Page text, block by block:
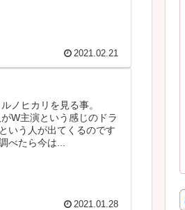
2021.02.21
ノヒカリを見る事。
W主演という感じのドラ
いう人が出てくるのです
べたら今は...
2021.01.28